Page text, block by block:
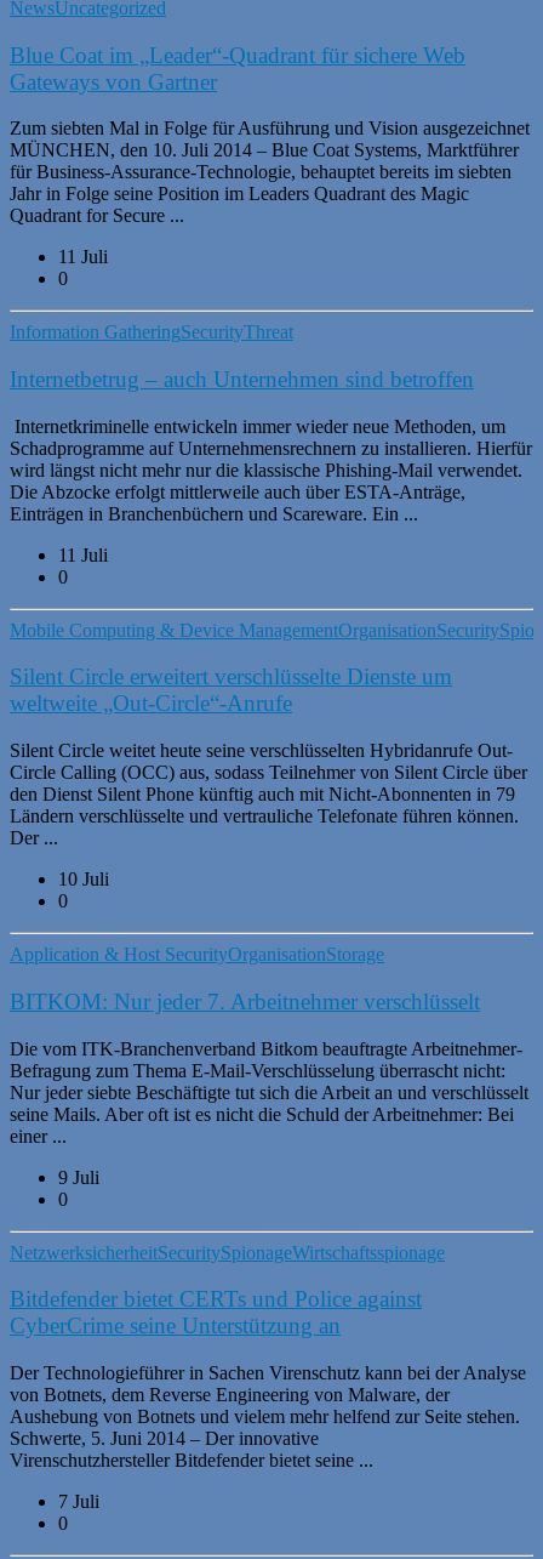
NewsUncategorized
Blue Coat im „Leader“-Quadrant für sichere Web
Gateways von Gartner
Zum siebten Mal in Folge für Ausführung und Vision ausgezeichnet
MÜNCHEN, den 10. Juli 2014 – Blue Coat Systems, Marktführer
für Business-Assurance-Technologie, behauptet bereits im siebten
Jahr in Folge seine Position im Leaders Quadrant des Magic
Quadrant for Secure ...
11 Juli
0
Information GatheringSecurityThreat
Internetbetrug – auch Unternehmen sind betroffen
Internetkriminelle entwickeln immer wieder neue Methoden, um
Schadprogramme auf Unternehmensrechnern zu installieren. Hierfür
wird längst nicht mehr nur die klassische Phishing-Mail verwendet.
Die Abzocke erfolgt mittlerweile auch über ESTA-Anträge,
Einträgen in Branchenbüchern und Scareware. Ein ...
11 Juli
0
Mobile Computing & Device ManagementOrganisationSecurity
Silent Circle erweitert verschlüsselte Dienste um
weltweite „Out-Circle“-Anrufe
Silent Circle weitet heute seine verschlüsselten Hybridanrufe Out-
Circle Calling (OCC) aus, sodass Teilnehmer von Silent Circle über
den Dienst Silent Phone künftig auch mit Nicht-Abonnenten in 79
Ländern verschlüsselte und vertrauliche Telefonate führen können.
Der ...
10 Juli
0
Application & Host SecurityOrganisationStorage
BITKOM: Nur jeder 7. Arbeitnehmer verschlüsselt
Die vom ITK-Branchenverband Bitkom beauftragte Arbeitnehmer-
Befragung zum Thema E-Mail-Verschlüsselung überrascht nicht:
Nur jeder siebte Beschäftigte tut sich die Arbeit an und verschlüsselt
seine Mails. Aber oft ist es nicht die Schuld der Arbeitnehmer: Bei
einer ...
9 Juli
0
NetzwerksicherheitSecuritySpionageWirtschaftsspionage
Bitdefender bietet CERTs und Police against
CyberCrime seine Unterstützung an
Der Technologieführer in Sachen Virenschutz kann bei der Analyse
von Botnets, dem Reverse Engineering von Malware, der
Aushebung von Botnets und vielem mehr helfend zur Seite stehen.
Schwerte, 5. Juni 2014 – Der innovative
Virenschutzhersteller Bitdefender bietet seine ...
7 Juli
0